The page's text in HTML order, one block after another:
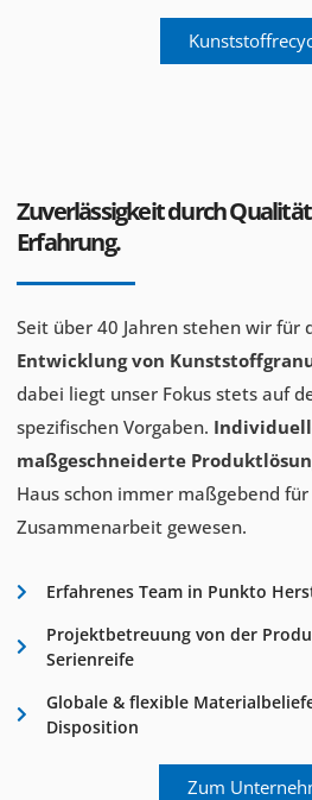
Zuverlässigkeit durch
Erfahrung.
Seit über 40 Jahren stehen wir für
Entwicklung von
dabei liegt unser Fokus stets auf
spezifischen Vorgaben.
maßgeschneiderte
Haus schon immer maßgebend
Zusammenarbeit gewesen.
Erfahrenes Team in Punkto
Projektbetreuung von der
Serienreife
Globale & flexible
Disposition
Zum